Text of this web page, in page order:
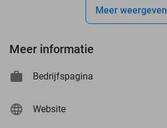
Meer weergeven
Meer informatie
Bedrijfspagina
Website